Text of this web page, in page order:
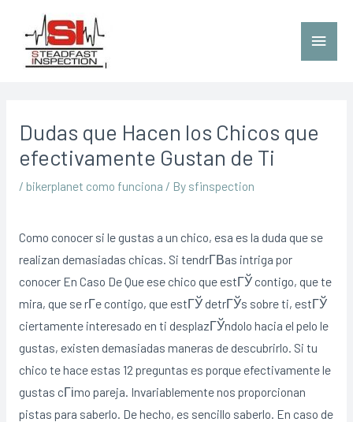
Dudas que Hacen los Chicos que
efectivamente Gustan de Ti
/ bikerplanet como funciona / By sfinspection
Como conocer si le gustas a un chico, esa es la duda que se
realizan demasiadas chicas. Si tendrГ­В­as intriga por
conocer En Caso De Que ese chico que estГЎ contigo, que te
mira, que se rГ­e contigo, que estГЎ detrГЎs sobre ti, estГЎ
ciertamente interesado en ti desplazГЎndolo hacia el pelo le
gustas, existen demasiadas maneras de descubrirlo. Si tu
chico te hace estas 12 preguntas es porque efectivamente le
gustas cГіmo pareja. Invariablemente nos proporcionan
pistas para saberlo. De hecho, es sencillo saberlo. En caso de